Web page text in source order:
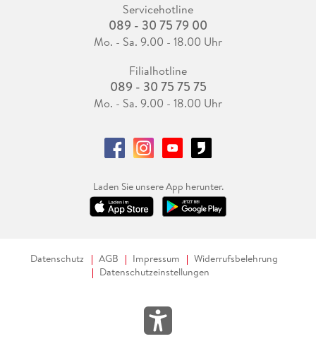
Servicehotline
089 - 30 75 79 00
Mo. - Sa. 9.00 - 18.00 Uhr
Filialhotline
089 - 30 75 75 75
Mo. - Sa. 9.00 - 18.00 Uhr
Laden Sie unsere App herunter.
Datenschutz AGB Impressum
Widerrufsbelehrung
Datenschutzeinstellungen